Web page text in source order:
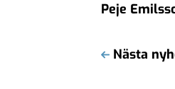
Peje
Nästa